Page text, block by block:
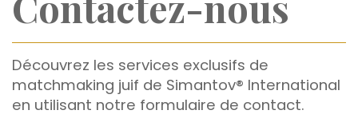
Découvrez les services exclusifs de
matchmaking juif de Simantov® International
en utilisant notre formulaire de contact.